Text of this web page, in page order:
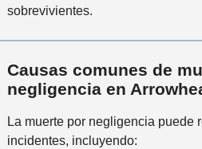
sobrevivientes.
Causas comunes de
negligencia en
La muerte por negligencia puede
incidentes, incluyendo: